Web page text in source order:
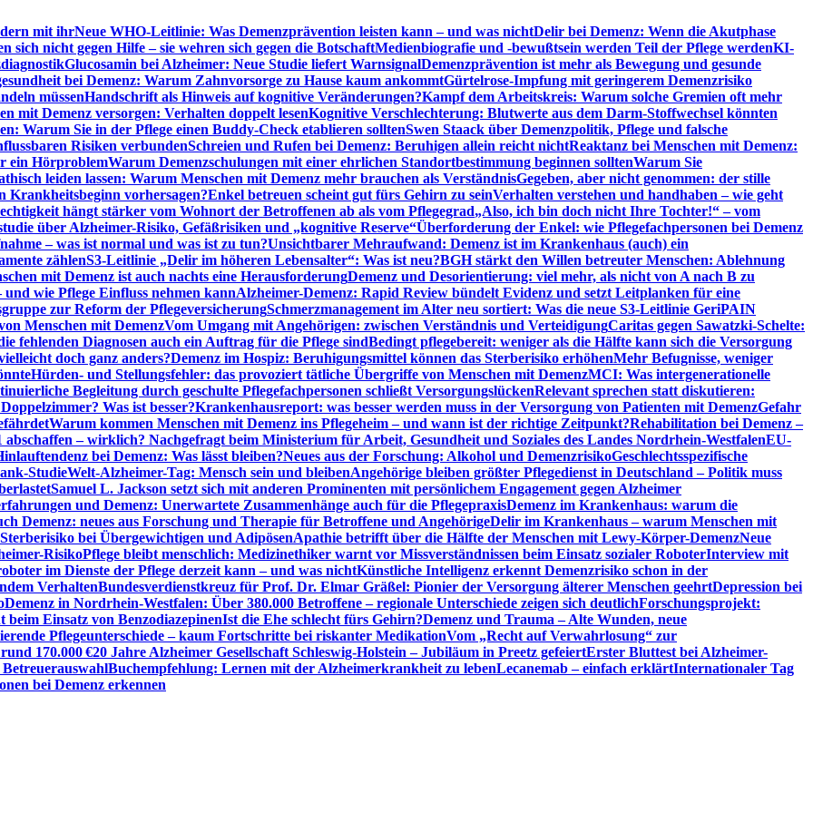
mit ihrNeue WHO-Leitlinie: Was Demenzprävention leisten kann – und was nichtDelir bei Demenz: Wenn die Akutphase
sich nicht gegen Hilfe – sie wehren sich gegen die BotschaftMedienbiografie und -bewußtsein werden Teil der Pflege werdenKI-
Glucosamin bei Alzheimer: Neue Studie liefert WarnsignalDemenzprävention ist mehr als Bewegung und gesunde
bei Demenz: Warum Zahnvorsorge zu Hause kaum ankommtGürtelrose-Impfung mit geringerem Demenzrisiko
müssenHandschrift als Hinweis auf kognitive Veränderungen?Kampf dem Arbeitskreis: Warum solche Gremien oft mehr
mit Demenz versorgen: Verhalten doppelt lesenKognitive Verschlechterung: Blutwerte aus dem Darm-Stoffwechsel könnten
Warum Sie in der Pflege einen Buddy-Check etablieren solltenSwen Staack über Demenzpolitik, Pflege und falsche
Risiken verbundenSchreien und Rufen bei Demenz: Beruhigen allein reicht nichtReaktanz bei Menschen mit Demenz:
ein HörproblemWarum Demenzschulungen mit einer ehrlichen Standortbestimmung beginnen solltenWarum Sie
leiden lassen: Warum Menschen mit Demenz mehr brauchen als VerständnisGegeben, aber nicht genommen: der stille
Krankheitsbeginn vorhersagen?Enkel betreuen scheint gut fürs Gehirn zu seinVerhalten verstehen und handhaben – wie geht
hängt stärker vom Wohnort der Betroffenen ab als vom Pflegegrad„Also, ich bin doch nicht Ihre Tochter!“ – vom
über Alzheimer-Risiko, Gefäßrisiken und „kognitive Reserve“Überforderung der Enkel: wie Pflegefachpersonen bei Demenz
– was ist normal und was ist zu tun?Unsichtbarer Mehraufwand: Demenz ist im Krankenhaus (auch) ein
zählenS3-Leitlinie „Delir im höheren Lebensalter“: Was ist neu?BGH stärkt den Willen betreuter Menschen: Ablehnung
mit Demenz ist auch nachts eine HerausforderungDemenz und Desorientierung: viel mehr, als nicht von A nach B zu
wie Pflege Einfluss nehmen kannAlzheimer-Demenz: Rapid Review bündelt Evidenz und setzt Leitplanken für eine
zur Reform der PflegeversicherungSchmerzmanagement im Alter neu sortiert: Was die neue S3-Leitlinie GeriPAIN
Menschen mit DemenzVom Umgang mit Angehörigen: zwischen Verständnis und VerteidigungCaritas gegen Sawatzki-Schelte:
fehlenden Diagnosen auch ein Auftrag für die Pflege sindBedingt pflegebereit: weniger als die Hälfte kann sich die Versorgung
doch ganz anders?Demenz im Hospiz: Beruhigungsmittel können das Sterberisiko erhöhenMehr Befugnisse, weniger
Hürden- und Stellungsfehler: das provoziert tätliche Übergriffe von Menschen mit DemenzMCI: Was intergenerationelle
Begleitung durch geschulte Pflegefachpersonen schließt VersorgungslückenRelevant sprechen statt diskutieren:
Was ist besser?Krankenhausreport: was besser werden muss in der Versorgung von Patienten mit DemenzGefahr
Warum kommen Menschen mit Demenz ins Pflegeheim – und wann ist der richtige Zeitpunkt?Rehabilitation bei Demenz –
abschaffen – wirklich? Nachgefragt beim Ministerium für Arbeit, Gesundheit und Soziales des Landes Nordrhein-WestfalenEU-
bei Demenz: Was lässt bleiben?Neues aus der Forschung: Alkohol und DemenzrisikoGeschlechtsspezifische
StudieWelt-Alzheimer-Tag: Mensch sein und bleibenAngehörige bleiben größter Pflegedienst in Deutschland – Politik muss
Samuel L. Jackson setzt sich mit anderen Prominenten mit persönlichem Engagement gegen Alzheimer
und Demenz: Unerwartete Zusammenhänge auch für die PflegepraxisDemenz im Krankenhaus: warum die
Demenz: neues aus Forschung und Therapie für Betroffene und AngehörigeDelir im Krankenhaus – warum Menschen mit
bei Übergewichtigen und AdipösenApathie betrifft über die Hälfte der Menschen mit Lewy-Körper-DemenzNeue
RisikoPflege bleibt menschlich: Medizinethiker warnt vor Missverständnissen beim Einsatz sozialer RoboterInterview mit
im Dienste der Pflege derzeit kann – und was nichtKünstliche Intelligenz erkennt Demenzrisiko schon in der
VerhaltenBundesverdienstkreuz für Prof. Dr. Elmar Gräßel: Pionier der Versorgung älterer Menschen geehrtDepression bei
Demenz in Nordrhein-Westfalen: Über 380.000 Betroffene – regionale Unterschiede zeigen sich deutlichForschungsprojekt:
Einsatz von BenzodiazepinenIst die Ehe schlecht fürs Gehirn?Demenz und Trauma – Alte Wunden, neue
Pflegeunterschiede – kaum Fortschritte bei riskanter MedikationVom „Recht auf Verwahrlosung“ zur
170.000 €20 Jahre Alzheimer Gesellschaft Schleswig-Holstein – Jubiläum in Preetz gefeiertErster Bluttest bei Alzheimer-
Buchempfehlung: Lernen mit der Alzheimerkrankheit zu lebenLecanemab – einfach erklärtInternationaler Tag
bei Demenz erkennen